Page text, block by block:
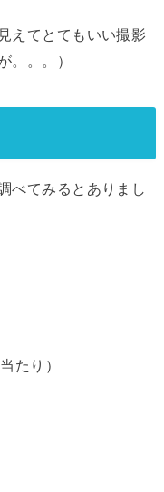
えてとてもいい撮影
。。。）
べてみるとありまし
たり）